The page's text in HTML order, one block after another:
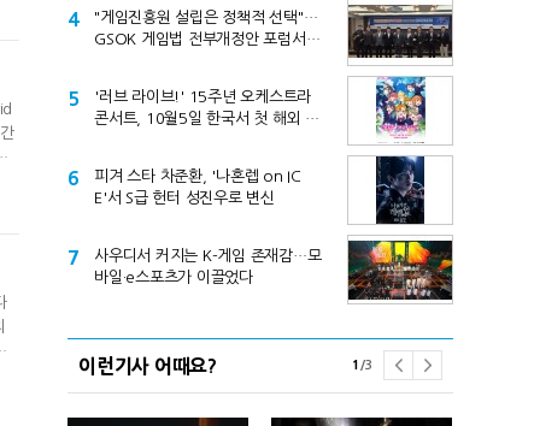
4
"게임진흥원 설립은 정책적 선택"…
GSOK 게임법 전부개정안 포럼서
5
'러브 라이브!' 15주년 오케스트라
콘서트, 10월5일 한국서 첫 해외 공
6
피겨 스타 차준환, '나혼렙 on IC
E'서 S급 헌터 성진우로 변신
7
사우디서 커지는 K-게임 존재감…모
바일·e스포츠가 이끌었다
이런기사 어때요? 1 /3